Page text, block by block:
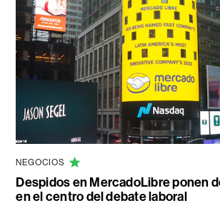
NEGOCIOS
Despidos en MercadoLibre ponen
en el centro del debate laboral